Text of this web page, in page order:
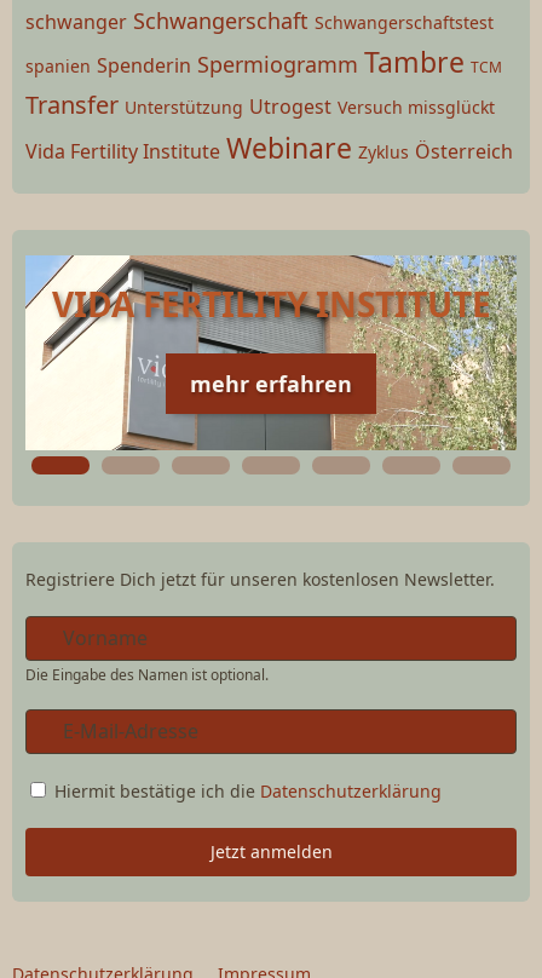
schwanger Schwangerschaft Schwangerschaftstest
spanien Spenderin Spermiogramm Tambre TCM
Transfer Unterstützung Utrogest Versuch missglückt
Vida Fertility Institute Webinare Zyklus Österreich
VIDA FERTILITY INSTITUTE
mehr erfahren
Registriere Dich jetzt für unseren kostenlosen Newsletter.
Die Eingabe des Namen ist optional.
Hiermit bestätige ich die Datenschutzerklärung
Jetzt anmelden